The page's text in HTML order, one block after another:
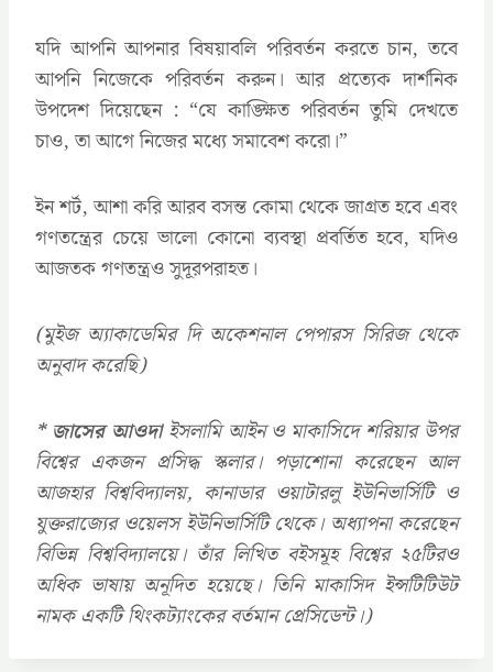
যদি আপনি আপনার বিষয়াবলি পরিবর্তন করতে চান, তবে
আপনি নিজেকে পরিবর্তন করুন। আর প্রত্যেক দার্শনিক
উপদেশ দিয়েছেন : “যে কাঙ্ক্ষিত পরিবর্তন তুমি দেখতে
চাও, তা আগে নিজের মধ্যে সমাবেশ করো।”
ইন শর্ট, আশা করি আরব বসন্ত কোমা থেকে জাগ্রত হবে এবং
গণতন্ত্রের চেয়ে ভালো কোনো ব্যবস্থা প্রবর্তিত হবে, যদিও
আজতক গণতন্ত্রও সুদূরপরাহত।
(মুইজ অ্যাকাডেমির দি অকেশনাল পেপারস সিরিজ থেকে
অনুবাদ করেছি)
* জাসের আওদাইসলামি আইন ও মাকাসিদে শরিয়ার উপর
বিশ্বের একজন প্রসিদ্ধ স্কলার। পড়াশোনা করেছেন আল
আজহার বিশ্ববিদ্যালয়, কানাডার ওয়াটারলু ইউনিভার্সিটি ও
যুক্তরাজ্যের ওয়েলস ইউনিভার্সিটি থেকে। অধ্যাপনা করেছেন
বিভিন্ন বিশ্ববিদ্যালয়ে। তাঁর লিখিত বইসমূহ বিশ্বের ২৫টিরও
অধিক ভাষায় অনূদিত হয়েছে। তিনি মাকাসিদ ইন্সটিটিউট
নামক একটি থিংকট্যাংকের বর্তমান প্রেসিডেন্ট।)